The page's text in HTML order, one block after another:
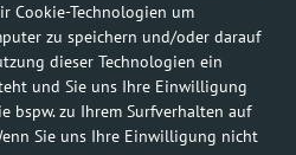
Cookie-Technologien um
zu speichern und/oder darauf
dieser Technologien ein
und Sie uns Ihre Einwilligung
bspw. zu Ihrem Surfverhalten auf
Sie uns Ihre Einwilligung nicht